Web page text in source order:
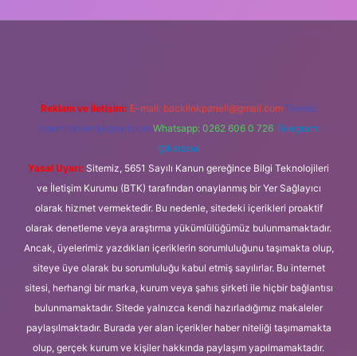
Reklam ve İletişim: E-mail: backlinkpaneli@gmail.com Teams:
forumhizmeti@gmail.com Whatsapp: 0262 606 0 726 Telegram:
@karabul
Yasal Uyarı: Sitemiz, 5651 Sayılı Kanun gereğince Bilgi Teknolojileri
ve İletişim Kurumu (BTK) tarafından onaylanmış bir Yer Sağlayıcı
olarak hizmet vermektedir. Bu nedenle, sitedeki içerikleri proaktif
olarak denetleme veya araştırma yükümlülüğümüz bulunmamaktadır.
Ancak, üyelerimiz yazdıkları içeriklerin sorumluluğunu taşımakta olup,
siteye üye olarak bu sorumluluğu kabul etmiş sayılırlar. Bu internet
sitesi, herhangi bir marka, kurum veya şahıs şirketi ile hiçbir bağlantısı
bulunmamaktadır. Sitede yalnızca kendi hazırladığımız makaleler
paylaşılmaktadır. Burada yer alan içerikler haber niteliği taşımamakta
olup, gerçek kurum ve kişiler hakkında paylaşım yapılmamaktadır.